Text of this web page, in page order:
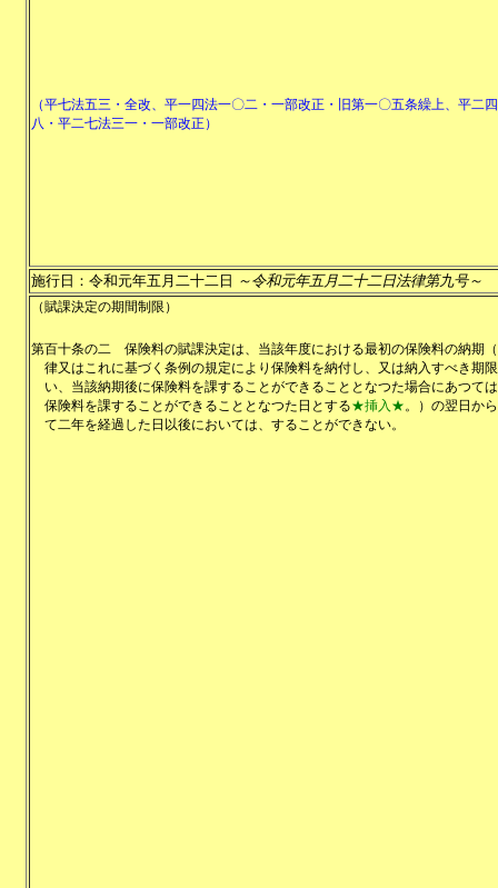
（平七法五三・全改、平一四法一〇二・一部改正・旧第一〇五条繰上、平二
八・平二七法三一・一部改正）
施行日：令和元年五月二十二日 ～令和元年五月二十二日法律第九号～
（賦課決定の期間制限）
第百十条の二
保険料の賦課決定は、当該年度における最初の保険料の納期
律又はこれに基づく条例の規定により保険料を納付し、又は納入すべき期
い、当該納期後に保険料を課することができることとなつた場合にあつて
保険料を課することができることとなつた日とする★挿入★。）の翌日か
て二年を経過した日以後においては、することができない。